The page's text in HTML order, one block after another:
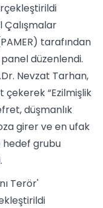
Çalışmalar
tarafından
panel düzenlendi.
Nevzat Tarhan,
çekerek “Ezilmişlik
düşmanlık
girer ve en ufak
hedef grubu